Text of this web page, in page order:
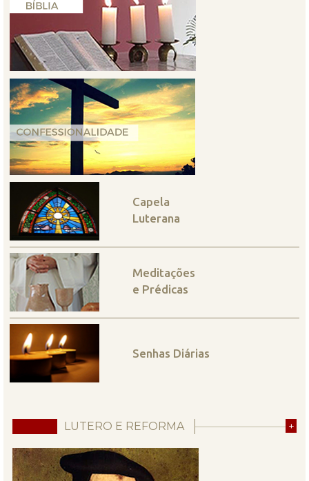
Capela
Luterana
Meditações
e Prédicas
Senhas Diárias
LUTERO E REFORMA +